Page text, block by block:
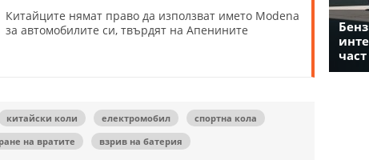
Китайците нямат право да използват името Modena
за автомобилите си, твърдят на Апенините
китайски коли електромобил
спортна кола
на вратите взрив на батерия
част